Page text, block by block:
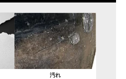
汚れ